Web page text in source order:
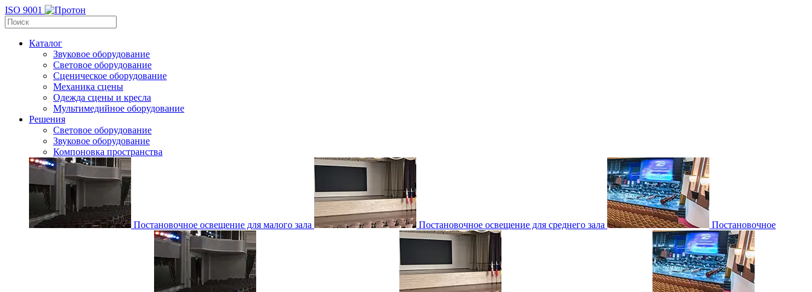
ISO 9001
Каталог
Звуковое оборудование
Световое оборудование
Сценическое оборудование
Механика сцены
Одежда сцены и кресла
Мультимедийное оборудование
Решения
Световое оборудование
Звуковое оборудование
Компоновка пространства
Постановочное освещение для малого зала Постановочное освещение для среднего зала Постановочное